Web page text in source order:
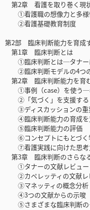
第2章 看護を取り巻く現
①看護職の想像力と多様
②看護基礎教育制度
第2部 臨床判断能力を育成
第1章 臨床判断とは
①臨床判断とは─タナー
②臨床判断モデルの4つ
第2章 臨床判断能力を育
①事例（case）を使う─
②「気づく」を支援する
③ディスカッションの重
④臨床判断能力の育成を
⑤臨床判断能力の評価
⑥コンセプトにもとづく
⑦看護実践に向けた思考
第3章 臨床判断のさらな
①タナーの文献レビュー
②カペレッティの文献レ
③マネッティの概念分析
④3つの文献からの示唆
⑤さまざまな臨床判断の